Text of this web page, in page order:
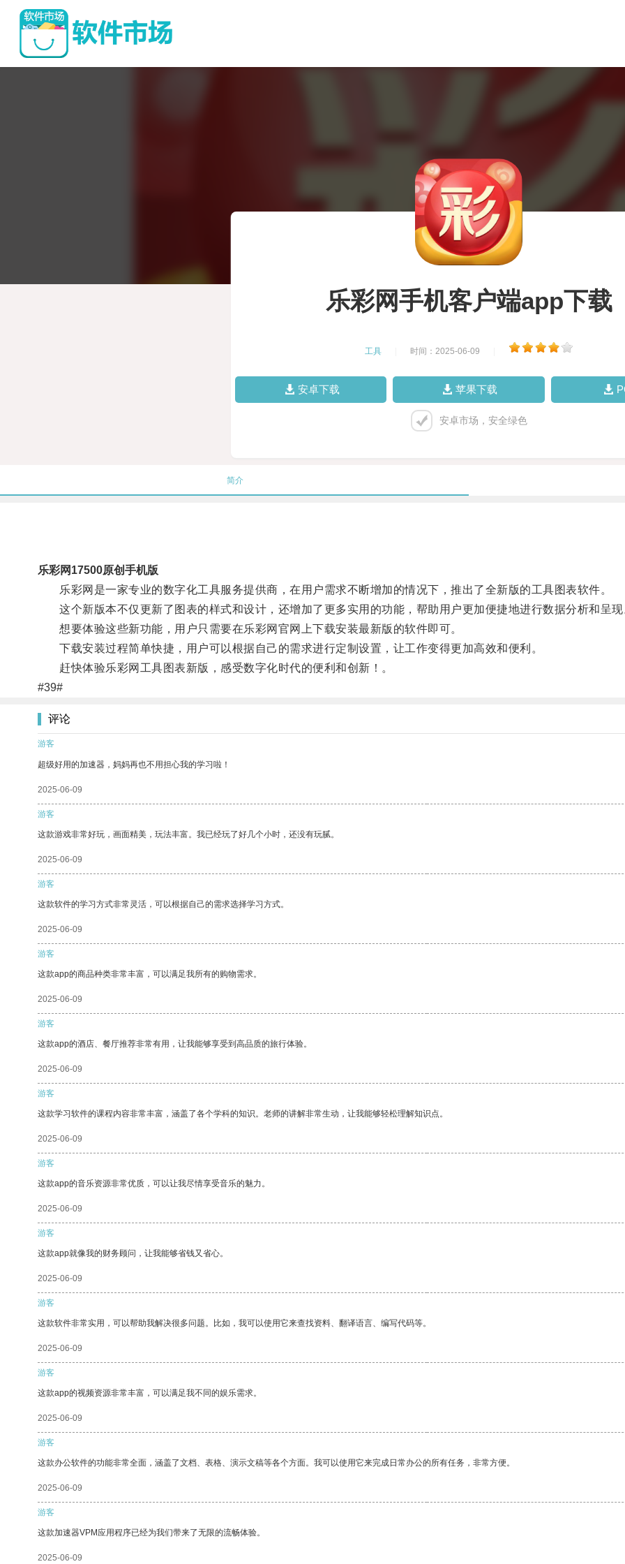
乐彩网手机客户端app下载
工具 时间：2025-06-09
安卓下载 苹果下载
安卓市场，安全绿色
简介
乐彩网17500原创手机版
乐彩网是一家专业的数字化工具服务提供商，在用户需求不断增加的情况下，推出了全新版的工具图表软件。
这个新版本不仅更新了图表的样式和设计，还增加了更多实用的功能，帮助用户更加便捷地进行数据分析和呈现
想要体验这些新功能，用户只需要在乐彩网官网上下载安装最新版的软件即可。
下载安装过程简单快捷，用户可以根据自己的需求进行定制设置，让工作变得更加高效和便利。
赶快体验乐彩网工具图表新版，感受数字化时代的便利和创新！。
#39#
评论
游客
超级好用的加速器，妈妈再也不用担心我的学习啦！
2025-06-09
游客
这款游戏非常好玩，画面精美，玩法丰富。我已经玩了好几个小时，还没有玩腻。
2025-06-09
游客
这款软件的学习方式非常灵活，可以根据自己的需求选择学习方式。
2025-06-09
游客
这款app的商品种类非常丰富，可以满足我所有的购物需求。
2025-06-09
游客
这款app的酒店、餐厅推荐非常有用，让我能够享受到高品质的旅行体验。
2025-06-09
游客
这款学习软件的课程内容非常丰富，涵盖了各个学科的知识。老师的讲解非常生动，让我能够轻松理解知识点。
2025-06-09
游客
这款app的音乐资源非常优质，可以让我尽情享受音乐的魅力。
2025-06-09
游客
这款app就像我的财务顾问，让我能够省钱又省心。
2025-06-09
游客
这款软件非常实用，可以帮助我解决很多问题。比如，我可以使用它来查找资料、翻译语言、编写代码等。
2025-06-09
游客
这款app的视频资源非常丰富，可以满足我不同的娱乐需求。
2025-06-09
游客
这款办公软件的功能非常全面，涵盖了文档、表格、演示文稿等各个方面。我可以使用它来完成日常办公的所有任务，非常方便。
2025-06-09
游客
这款加速器VPM应用程序已经为我们带来了无限的流畅体验。
2025-06-09